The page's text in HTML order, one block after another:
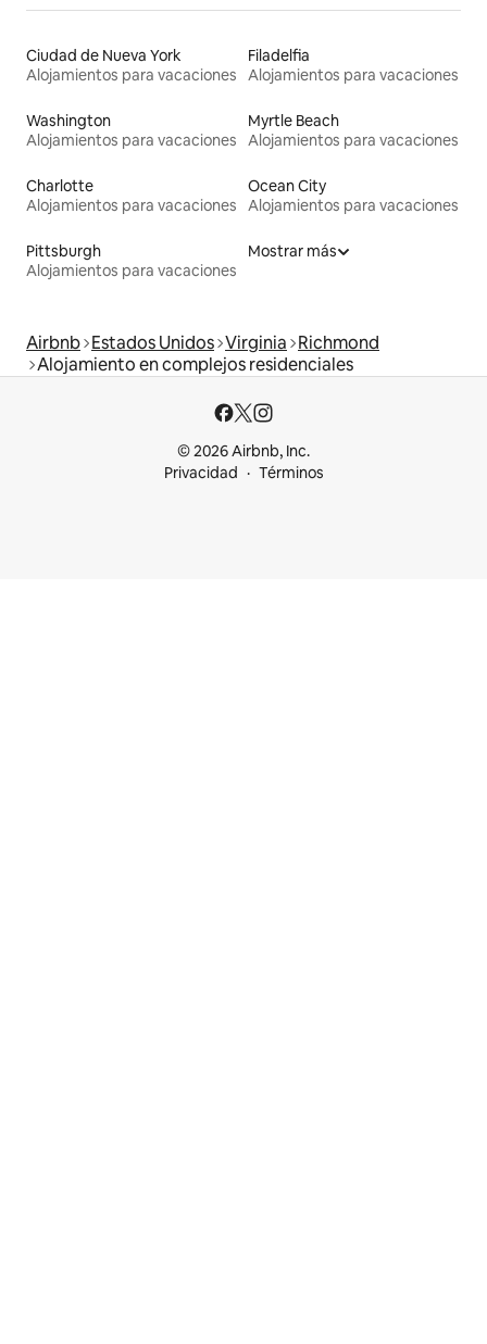
Ciudad de Nueva York
Alojamientos para vacaciones
Filadelfia
Alojamientos para vacaciones
Washington
Alojamientos para vacaciones
Myrtle Beach
Alojamientos para vacaciones
Charlotte
Alojamientos para vacaciones
Ocean City
Alojamientos para vacaciones
Pittsburgh
Alojamientos para vacaciones
Mostrar más
Airbnb Estados Unidos Virginia Richmond
Alojamiento en complejos residenciales
© 2026 Airbnb, Inc.
Privacidad
Términos